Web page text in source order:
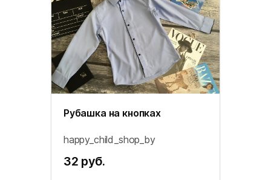
Рубашка на кнопках
happy_child_shop_by
32 руб.